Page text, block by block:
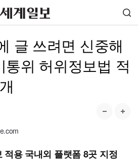
글 쓰려면 신중해
위 허위정보법 적
적용 국내외 플랫폼 8곳 지정